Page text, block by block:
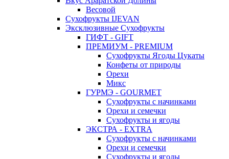
Весовой
Сухофрукты IJEVAN
Эксклюзивные Сухофрукты
ГИФТ - GIFT
ПРЕМИУМ - PREMIUM
Сухофрукты Ягоды Цукаты
Конфеты от природы
Орехи
Микс
ГУРМЭ - GOURMET
Сухофрукты с начинками
Орехи и семечки
Сухофрукты и ягоды
ЭКСТРА - EXTRA
Сухофрукты с начинками
Орехи и семечки
Сухофрукты и ягоды